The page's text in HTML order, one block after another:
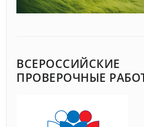
ВСЕРОССИЙСКИЕ
ПРОВЕРОЧНЫЕ